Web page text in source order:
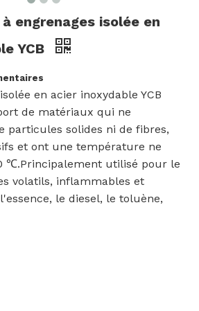
engrenages isolée en
YCB
en acier inoxydable YCB
de matériaux qui ne
particules solides ni de fibres,
et ont une température ne
℃.Principalement utilisé pour le
volatils, inflammables et
le diesel, le toluène,